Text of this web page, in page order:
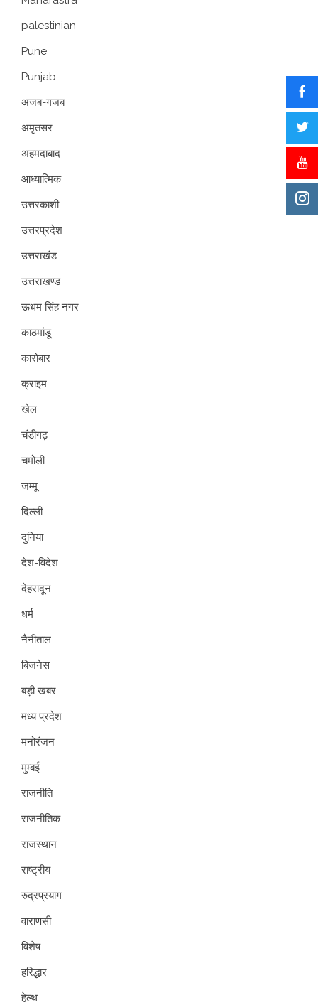
palestinian
Pune
Punjab
अजब-गजब
अमृतसर
अहमदाबाद
आध्यात्मिक
उत्तरकाशी
उत्तरप्रदेश
उत्तराखंड
उत्तराखण्ड
ऊधम सिंह नगर
काठमांडू
कारोबार
क्राइम
खेल
चंडीगढ़
चमोली
जम्मू
दिल्ली
दुनिया
देश-विदेश
देहरादून
धर्म
नैनीताल
बिजनेस
बड़ी खबर
मध्य प्रदेश
मनोरंजन
मुम्बई
राजनीति
राजनीतिक
राजस्थान
राष्ट्रीय
रुद्रप्रयाग
वाराणसी
विशेष
हरिद्धार
हेल्थ